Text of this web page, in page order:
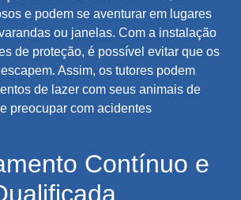
e podem se aventurar em lugares
ou janelas. Com a instalação
de proteção, é possível evitar que os
Assim, os tutores podem
de lazer com seus animais de
preocupar com acidentes
Contínuo e